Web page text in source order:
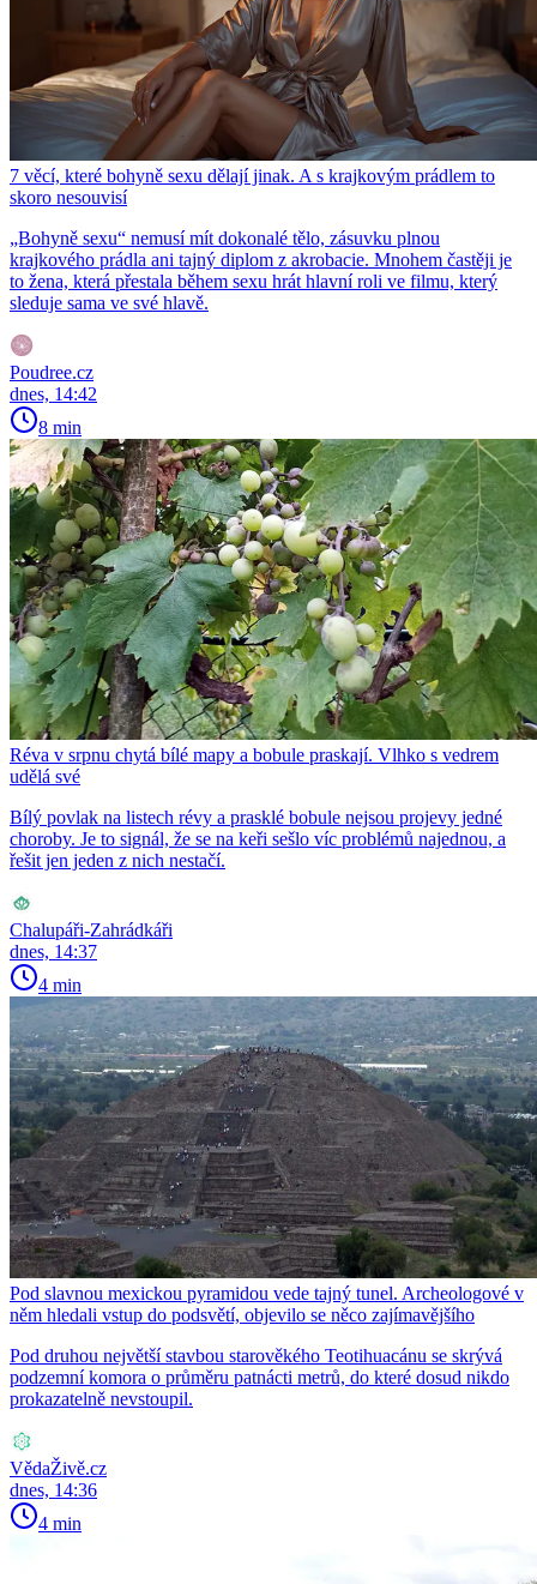
7 věcí, které bohyně sexu dělají jinak. A s krajkovým prádlem to
skoro nesouvisí
„Bohyně sexu“ nemusí mít dokonalé tělo, zásuvku plnou
krajkového prádla ani tajný diplom z akrobacie. Mnohem častěji je
to žena, která přestala během sexu hrát hlavní roli ve filmu, který
sleduje sama ve své hlavě.
Poudree.cz
dnes, 14:42
8 min
Réva v srpnu chytá bílé mapy a bobule praskají. Vlhko s vedrem
udělá své
Bílý povlak na listech révy a prasklé bobule nejsou projevy jedné
choroby. Je to signál, že se na keři sešlo víc problémů najednou, a
řešit jen jeden z nich nestačí.
Chalupáři-Zahrádkáři
dnes, 14:37
4 min
Pod slavnou mexickou pyramidou vede tajný tunel. Archeologové v
něm hledali vstup do podsvětí, objevilo se něco zajímavějšího
Pod druhou největší stavbou starověkého Teotihuacánu se skrývá
podzemní komora o průměru patnácti metrů, do které dosud nikdo
prokazatelně nevstoupil.
VědaŽivě.cz
dnes, 14:36
4 min